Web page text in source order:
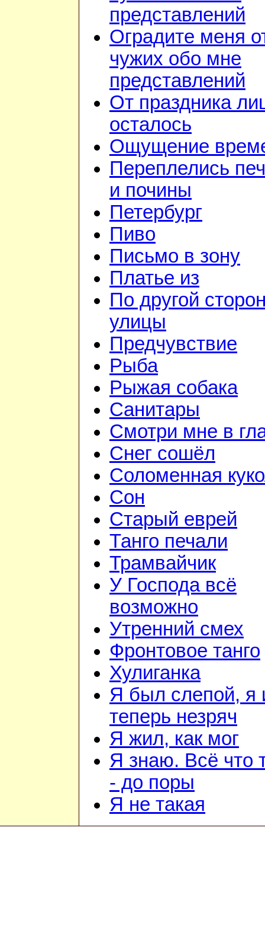
представлений
Оградите меня
чужих обо мне
представлений
От праздника
осталось
Ощущение
Переплелись
и почины
Петербург
Пиво
Письмо в зону
Платье из
По другой
улицы
Предчувствие
Рыба
Рыжая собака
Санитары
Смотри мне в
Снег сошёл
Соломенная
Сон
Старый еврей
Танго печали
Трамвайчик
У Господа всё
возможно
Утренний смех
Фронтовое танго
Хулиганка
Я был слепой, я
теперь незряч
Я жил, как мог
Я знаю. Всё что
- до поры
Я не такая